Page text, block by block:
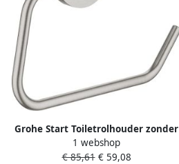
Grohe Start Toiletrolhouder zonder
deksel supersteel RVS-look 41200DC0
1 webshop
€ 85,61€ 59,08